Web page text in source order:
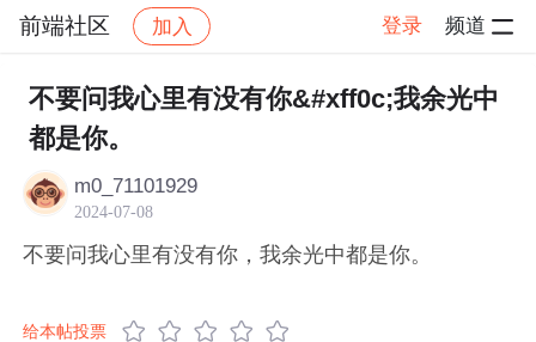
前端社区 加入 登录 频道
社区 前端社区 感慨 帖子详情
不要问我心里有没有你&#xff0c;我余光中
都是你。
m0_71101929
2024-07-08
不要问我心里有没有你，我余光中都是你。
给本帖投票